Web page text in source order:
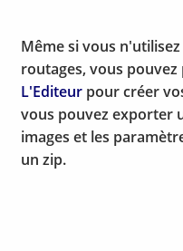
Même si vous
routages, vous
L'Editeur pour créer
vous pouvez exporter
images et les
un zip.